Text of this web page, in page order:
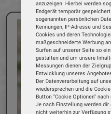
anzuzeigen. Hierbei werden
Endgerät temporär
sogenannten persönlichen
Kennungen, IP-Adresse und
Cookies und deren
maßgeschneiderte Werbung
Surfen auf unserer Seite so
gestalten und um unsere
Messungen dienen der
Entwicklung unseres
Der Datenverarbeitung auf
wiedersprechen und die
Button "Cookie Optionen"
Je nach Einstellung werden
nicht weiterhin zur Verfügung